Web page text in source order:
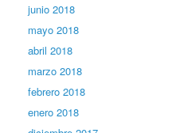
junio 2018
mayo 2018
abril 2018
marzo 2018
febrero 2018
enero 2018